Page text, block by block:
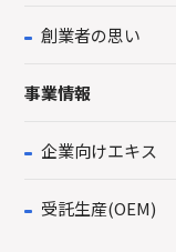
創業者の思い
事業情報
企業向けエキス
受託生産(OEM)